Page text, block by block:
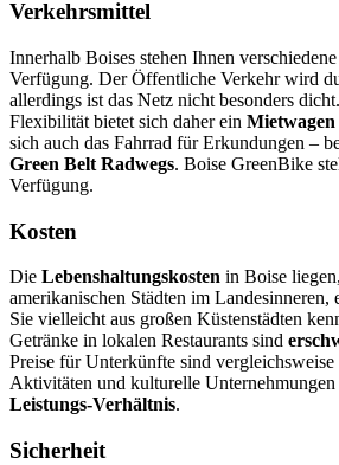
Verkehrsmittel
Innerhalb Boises stehen Ihnen verschiedene
Verfügung. Der Öffentliche Verkehr wird
allerdings ist das Netz nicht besonders
Flexibilität bietet sich daher ein Mietwagen
sich auch das Fahrrad für Erkundungen –
Green Belt Radwegs. Boise GreenBike
Verfügung.
Kosten
Die Lebenshaltungskosten in Boise
amerikanischen Städten im Landesinneren,
Sie vielleicht aus großen Küstenstädten
Getränke in lokalen Restaurants sind
Preise für Unterkünfte sind
Aktivitäten und kulturelle Unternehmungen
Leistungs-Verhältnis.
Sicherheit